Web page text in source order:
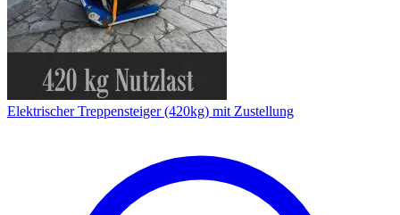
Elektrischer Treppensteiger (420kg) mit Zustellung